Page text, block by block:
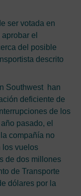
ser votada en
el
del posible
descrito
Southwest han
deficiente de
de los
pasado, el
compañía no
los vuelos
de dos millones
de Transporte
dólares por la